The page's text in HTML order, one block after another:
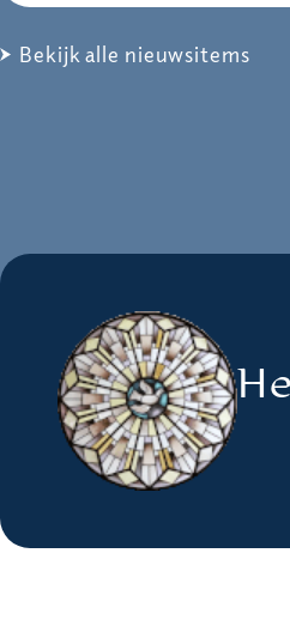
Bekijk alle nieuwsitems